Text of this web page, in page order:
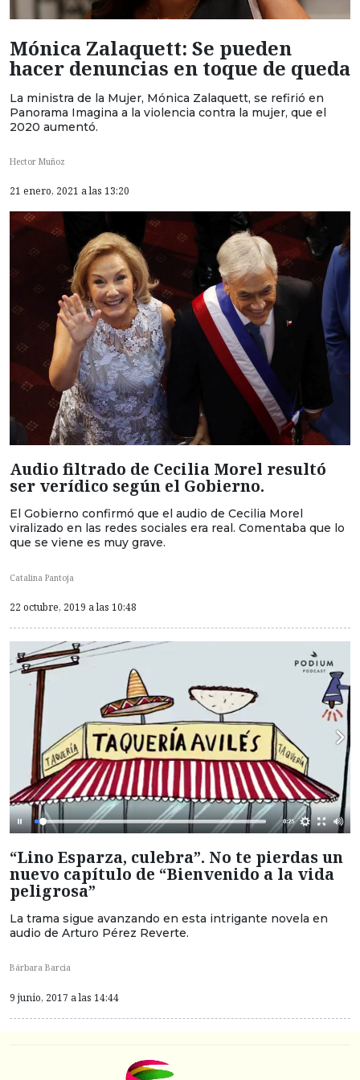
Mónica Zalaquett: Se pueden
hacer denuncias en toque de queda
La ministra de la Mujer, Mónica Zalaquett, se refirió en
Panorama Imagina a la violencia contra la mujer, que el
2020 aumentó.
Hector Muñoz
21 enero, 2021 a las 13:20
Audio filtrado de Cecilia Morel resultó
ser verídico según el Gobierno.
El Gobierno confirmó que el audio de Cecilia Morel
viralizado en las redes sociales era real. Comentaba que lo
que se viene es muy grave.
Catalina Pantoja
22 octubre, 2019 a las 10:48
“Lino Esparza, culebra”. No te pierdas un
nuevo capítulo de “Bienvenido a la vida
peligrosa”
La trama sigue avanzando en esta intrigante novela en
audio de Arturo Pérez Reverte.
Bárbara Barcia
9 junio, 2017 a las 14:44